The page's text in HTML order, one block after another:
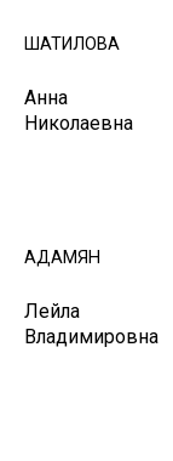
ШАТИЛОВА
Анна
Николаевна
АДАМЯН
Лейла
Владимировна